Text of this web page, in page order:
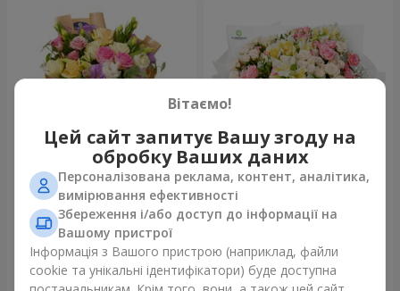
Букет "Квіткове Selfie!"
2 234 грн
Замовити
Букет "Хрещатик"
Замовити
Вітаємо!
Цей сайт запитує Вашу згоду на
обробку Ваших даних
Персоналізована реклама, контент, аналітика,
вимірювання ефективності
Збереження і/або доступ до інформації на
Вашому пристрої
Інформація з Вашого пристрою (наприклад, файли
cookie та унікальні ідентифікатори) буде доступна